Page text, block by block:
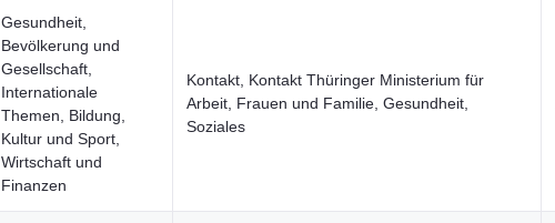
Gesundheit,
Bevölkerung und
Gesellschaft,
Internationale
Themen, Bildung,
Kultur und Sport,
Wirtschaft und
Finanzen
Kontakt, Kontakt Thüringer Ministerium für
Arbeit, Frauen und Familie, Gesundheit,
Soziales